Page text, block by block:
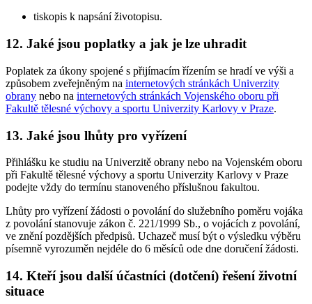
tiskopis k napsání životopisu.
12. Jaké jsou poplatky a jak je lze uhradit
Poplatek za úkony spojené s přijímacím řízením se hradí ve výši a
způsobem zveřejněným na internetových stránkách Univerzity
obrany nebo na internetových stránkách Vojenského oboru při
Fakultě tělesné výchovy a sportu Univerzity Karlovy v Praze.
13. Jaké jsou lhůty pro vyřízení
Přihlášku ke studiu na Univerzitě obrany nebo na Vojenském oboru
při Fakultě tělesné výchovy a sportu Univerzity Karlovy v Praze
podejte vždy do termínu stanoveného příslušnou fakultou.
Lhůty pro vyřízení žádosti o povolání do služebního poměru vojáka
z povolání stanovuje zákon č. 221/1999 Sb., o vojácích z povolání,
ve znění pozdějších předpisů. Uchazeč musí být o výsledku výběru
písemně vyrozuměn nejdéle do 6 měsíců ode dne doručení žádosti.
14. Kteří jsou další účastníci (dotčení) řešení životní
situace